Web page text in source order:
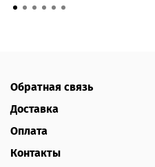
Обратная связь
Доставка
Оплата
Контакты